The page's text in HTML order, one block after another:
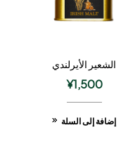
الشعير الأيرلندي
¥1,500
إضافة إلى السلة